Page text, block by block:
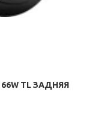
66W TL ЗАДНЯЯ